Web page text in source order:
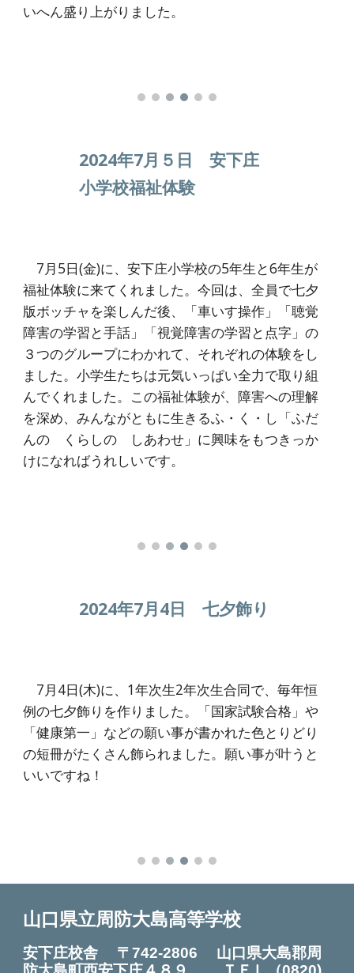
いへん盛り上がりました。
2024年7月５日 安下庄
小学校福祉体験
7月5日(金)に、安下庄小学校の5年生と6年生が
福祉体験に来てくれました。今回は、全員で七夕
版ボッチャを楽しんだ後、「車いす操作」「聴覚
障害の学習と手話」「視覚障害の学習と点字」の
３つのグループにわかれて、それぞれの体験をし
ました。小学生たちは元気いっぱい全力で取り組
んでくれました。この福祉体験が、障害への理解
を深め、みんながともに生きるふ・く・し「ふだ
んの くらしの しあわせ」に興味をもつきっか
けになればうれしいです。
2024年7月4日 七夕飾り
7月4日(木)に、1年次生2年次生合同で、毎年恒
例の七夕飾りを作りました。「国家試験合格」や
「健康第一」などの願い事が書かれた色とりどり
の短冊がたくさん飾られました。願い事が叶うと
いいですね！
山口県立周防大島高等学校
安下庄校舎 〒742-2806 山口県大島郡周